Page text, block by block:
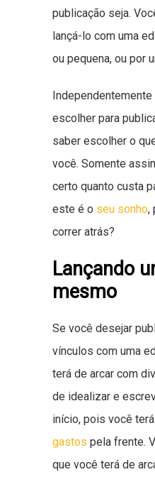
publicação seja.
lançá-lo com uma
ou pequena, ou por
Independentemente
escolher para
saber escolher o
você. Somente
certo quanto custa
este é o seu sonho,
correr atrás?
Lançando
mesmo
Se você desejar
vínculos com uma
terá de arcar com
de idealizar e
início, pois você terá
gastos pela frente.
que você terá de